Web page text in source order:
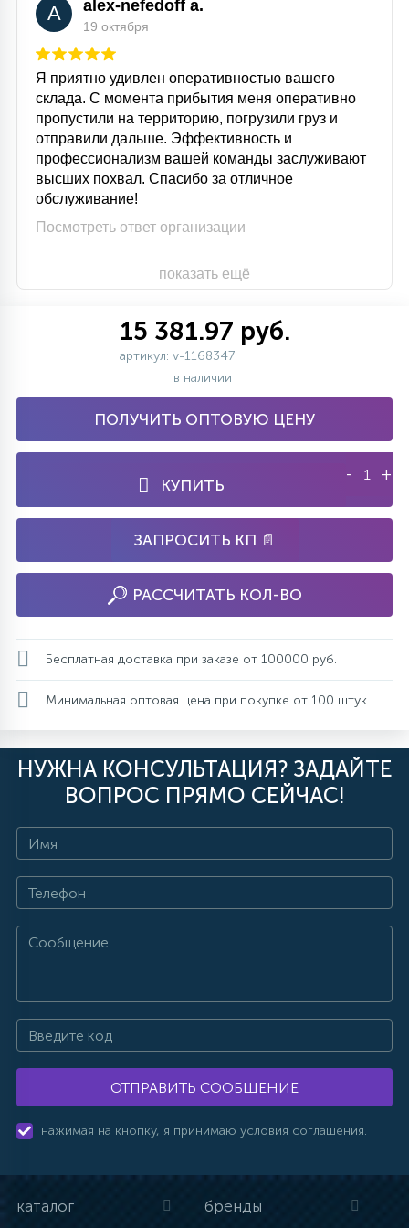
A alex-nefedoff a.
19 октября
Я приятно удивлен оперативностью вашего
склада. С момента прибытия меня оперативно
пропустили на территорию, погрузили груз и
отправили дальше. Эффективность и
профессионализм вашей команды заслуживают
высших похвал. Спасибо за отличное
обслуживание!
Посмотреть ответ организации
показать ещё
15 381.97 руб.
артикул: v-1168347
в наличии
ПОЛУЧИТЬ ОПТОВУЮ ЦЕНУ
КУПИТЬ
- +
ЗАПРОСИТЬ КП 📄
РАССЧИТАТЬ КОЛ-ВО
Бесплатная доставка при заказе от 100000 руб.
Минимальная оптовая цена при покупке от 100 штук
НУЖНА КОНСУЛЬТАЦИЯ? ЗАДАЙТЕ
ВОПРОС ПРЯМО СЕЙЧАС!
ОТПРАВИТЬ СООБЩЕНИЕ
нажимая на кнопку, я принимаю условия соглашения.
каталог бренды